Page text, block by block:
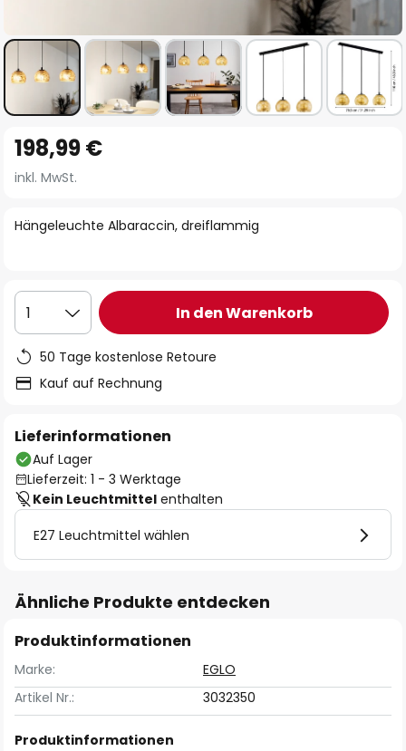
Anfang
der
springen
Hängeleuchte Albaraccin, dreiflammig
198,99 €
inkl. MwSt.
1 In den Warenkorb
50 Tage kostenlose Retoure
Kauf auf Rechnung
Lieferinformationen
Auf Lager
Lieferzeit: 1 - 3 Werktage
Kein Leuchtmittel enthalten
E27 Leuchtmittel wählen
Ähnliche Produkte entdecken
Produktinformationen
Marke:
EGLO
Artikel Nr.:
3032350
Produktinformationen